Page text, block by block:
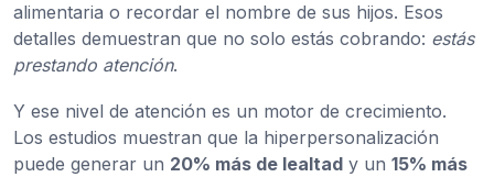
alimentaria o recordar el nombre de sus hijos. Esos
detalles demuestran que no solo estás cobrando: estás
prestando atención.
Y ese nivel de atención es un motor de crecimiento.
Los estudios muestran que la hiperpersonalización
puede generar un 20% más de lealtad y un 15% más